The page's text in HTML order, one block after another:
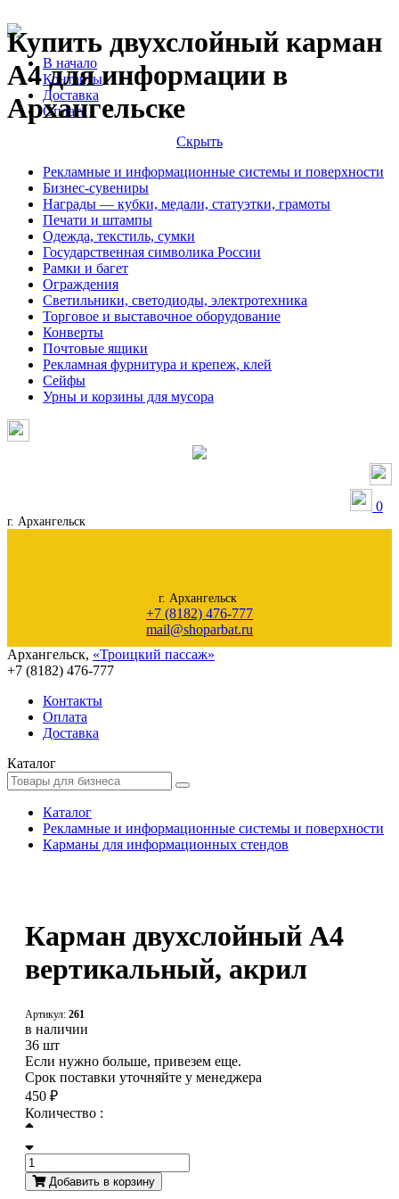
Купить двухслойный карман
А4 для информации в
Архангельске
В начало
Контакты
Доставка
Оплата
Скрыть
Рекламные и информационные системы и поверхности
Бизнес-сувениры
Награды — кубки, медали, статуэтки, грамоты
Печати и штампы
Одежда, текстиль, сумки
Государственная символика России
Рамки и багет
Ограждения
Светильники, светодиоды, электротехника
Торговое и выставочное оборудование
Конверты
Почтовые ящики
Рекламная фурнитура и крепеж, клей
Сейфы
Урны и корзины для мусора
0
г. Архангельск
г. Архангельск
+7 (8182) 476-777
mail@shoparbat.ru
Архангельск, «Троицкий пассаж»
+7 (8182) 476-777
Контакты
Оплата
Доставка
Каталог
Каталог
Рекламные и информационные системы и поверхности
Карманы для информационных стендов
Карман двухслойный А4
вертикальный, акрил
Артикул: 261
в наличии
36 шт
Если нужно больше, привезем еще.
Срок поставки уточняйте у менеджера
450 ₽
Количество :
Добавить в корзину